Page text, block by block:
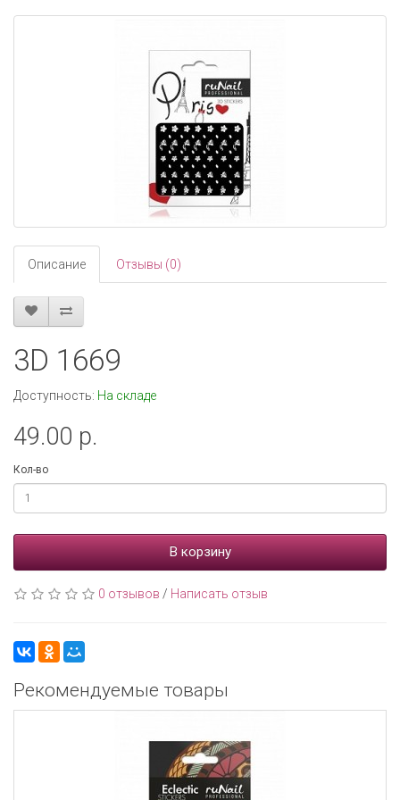
Описание Отзывы (0)
3D 1669
Доступность: На складе
49.00 р.
Кол-во
В корзину
0 отзывов / Написать отзыв
Рекомендуемые товары